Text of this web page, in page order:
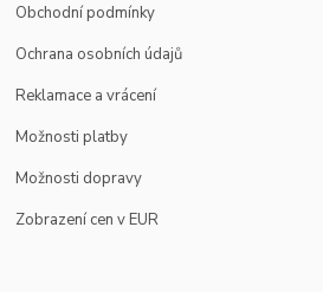
Obchodní podmínky
Ochrana osobních údajů
Reklamace a vrácení
Možnosti platby
Možnosti dopravy
Zobrazení cen v EUR